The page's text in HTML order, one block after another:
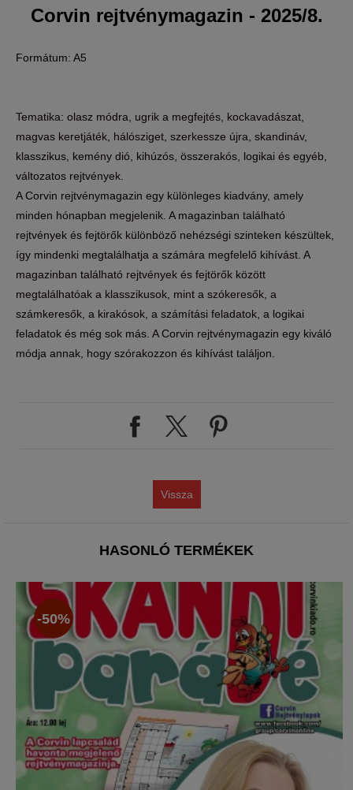
Corvin rejtvénymagazin - 2025/8.
Formátum: A5
Tematika: olasz módra, ugrik a megfejtés, kockavadászat,
magvas keretjáték, hálósziget, szerkessze újra, skandináv,
klasszikus, kemény dió, kihúzós, összerakós, logikai és egyéb,
változatos rejtvények.
A Corvin rejtvénymagazin egy különleges kiadvány, amely
minden hónapban megjelenik. A magazinban található
rejtvények és fejtörők különböző nehézségi szinteken készültek,
így mindenki megtalálhatja a számára megfelelő kihívást. A
magazinban található rejtvények és fejtörők között
megtalálhatóak a klasszikusok, mint a szókeresők, a
számkeresők, a kirakósok, a számítási feladatok, a logikai
feladatok és még sok más. A Corvin rejtvénymagazin egy kiváló
módja annak, hogy szórakozzon és kihívást találjon.
Vissza
HASONLÓ TERMÉKEK
-50%